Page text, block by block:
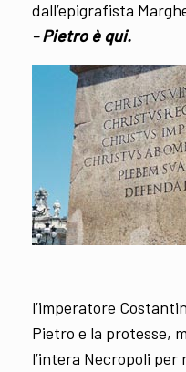
dall’epigrafista
- Pietro è qui.
l’imperatore
Pietro e la protesse,
l’intera Necropoli